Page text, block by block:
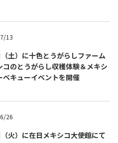
13
土）に十色とうがらしファーム
コのとうがらし収穫体験＆メキシ
ベキューイベントを開催
26
火）に在日メキシコ大使館にて